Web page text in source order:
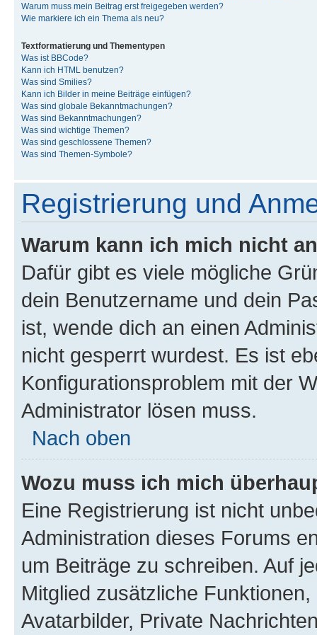
Warum muss mein Beitrag erst freigegeben werden?
Wie markiere ich ein Thema als neu?
Textformatierung und Thementypen
Was ist BBCode?
Kann ich HTML benutzen?
Was sind Smilies?
Kann ich Bilder in meine Beiträge einfügen?
Was sind globale Bekanntmachungen?
Was sind Bekanntmachungen?
Was sind wichtige Themen?
Was sind geschlossene Themen?
Was sind Themen-Symbole?
Registrierung und
Warum kann ich mich nicht
Dafür gibt es viele mögliche
dein Benutzername und dein
ist, wende dich an einen
nicht gesperrt wurdest. Es ist
Konfigurationsproblem mit der
Administrator lösen muss.
Nach oben
Wozu muss ich mich
Eine Registrierung ist nicht
Administration dieses Forums
um Beiträge zu schreiben. Auf
Mitglied zusätzliche
Avatarbilder, Private